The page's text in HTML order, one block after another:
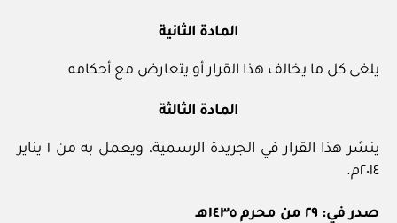
المادة الثانية
يلغى كل ما يخالف هذا القرار أو يتعارض مع أحكامه.
المادة الثالثة
ينشر هذا القرار في الجريدة الرسمية، ويعمل به من ١ يناير
٢٠١٤م.
صدر في: ٢٩ من محرم ١٤٣٥هـ